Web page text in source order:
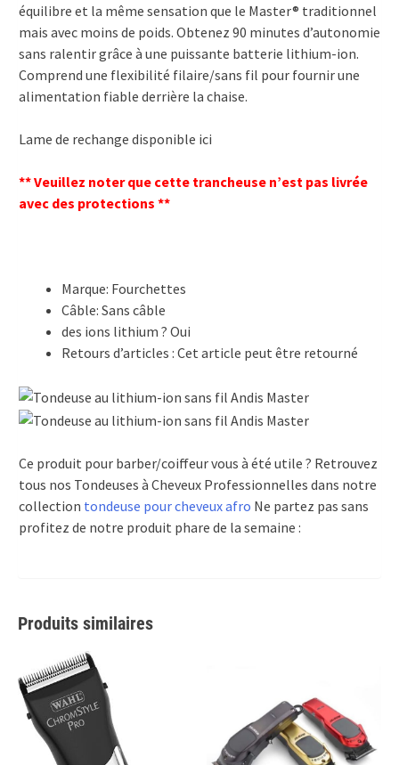
équilibre et la même sensation que le Master® traditionnel
mais avec moins de poids. Obtenez 90 minutes d’autonomie
sans ralentir grâce à une puissante batterie lithium-ion.
Comprend une flexibilité filaire/sans fil pour fournir une
alimentation fiable derrière la chaise.
Lame de rechange disponible ici
** Veuillez noter que cette trancheuse n’est pas livrée
avec des protections **
Marque: Fourchettes
Câble: Sans câble
des ions lithium ? Oui
Retours d’articles : Cet article peut être retourné
Ce produit pour barber/coiffeur vous à été utile ? Retrouvez
tous nos Tondeuses à Cheveux Professionnelles dans notre
collection tondeuse pour cheveux afro Ne partez pas sans
profitez de notre produit phare de la semaine :
Produits similaires